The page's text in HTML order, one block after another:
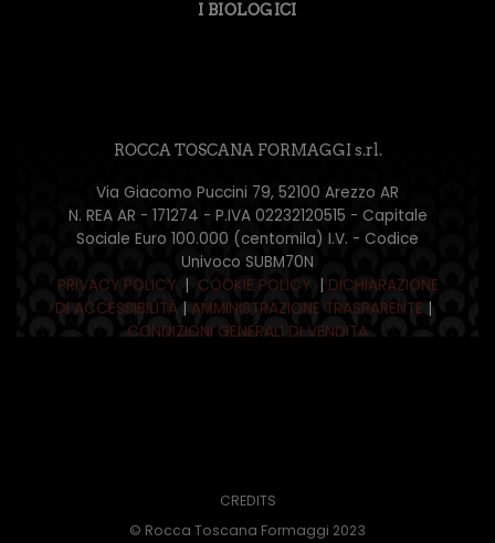
I BIOLOGICI
ROCCA TOSCANA FORMAGGI s.rl.
Via Giacomo Puccini 79, 52100 Arezzo AR
N. REA AR - 171274 - P.IVA 02232120515 - Capitale
Sociale Euro 100.000 (centomila) I.V. - Codice
Univoco SUBM70N
PRIVACY POLICY| COOKIE POLICY
DICHIARAZIONE
DI ACCESSIBILITÀ| AMMINISTRAZIONE TRASPARENTE
CONDIZIONI GENERALI DI VENDITA
CREDITS
© Rocca Toscana Formaggi 2023